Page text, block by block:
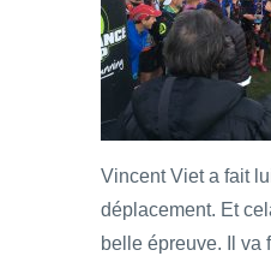
Vincent Viet a fait
déplacement. Et
belle épreuve. Il va